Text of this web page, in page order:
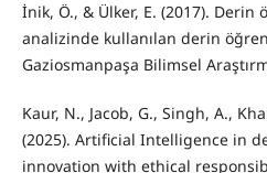
İnik, Ö., & Ülker, E. (2017).
analizinde kullanılan derin
Gaziosmanpaşa Bilimsel
Kaur, N., Jacob, G., Singh, A.,
(2025). Artificial Intelligence in
innovation with ethical